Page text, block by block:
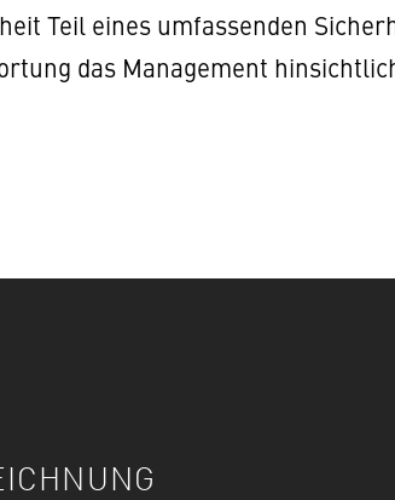
Teil eines umfassenden
das Management